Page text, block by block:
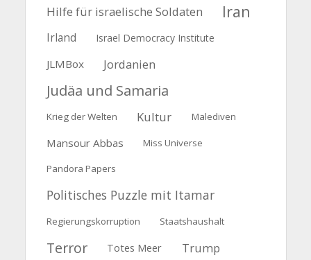
Hilfe für israelische Soldaten Iran
Irland Israel Democracy Institute
JLMBox Jordanien
Judäa und Samaria
Krieg der Welten Kultur Malediven
Mansour Abbas Miss Universe
Pandora Papers
Politisches Puzzle mit Itamar
Regierungskorruption Staatshaushalt
Terror Totes Meer Trump